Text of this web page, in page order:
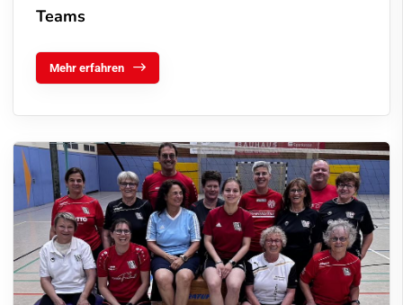
Teams
Mehr erfahren